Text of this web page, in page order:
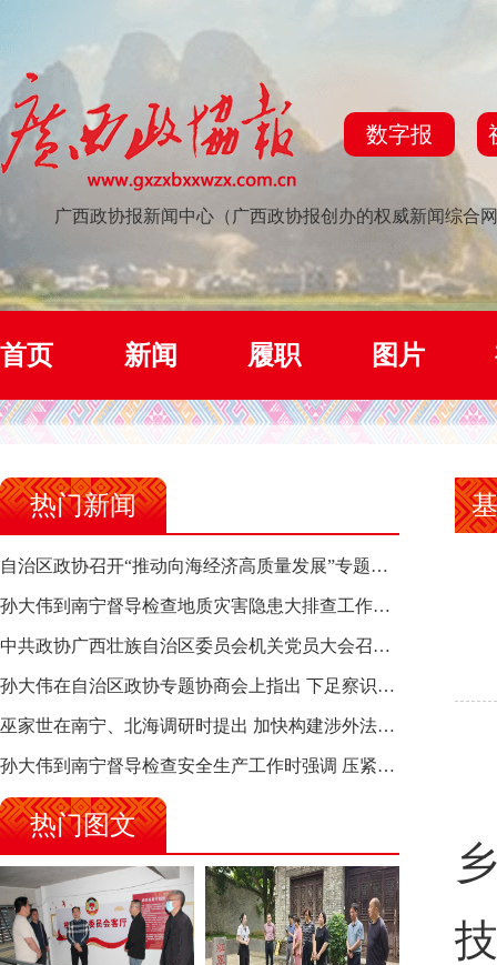
数字报
广西政协报新闻中心（广西政协报创办的权威新闻综合
首页 新闻 履职 图片
热门新闻
自治区政协召开“推动向海经济高质量发展”专题调研座谈会 钱学明出席并讲话
孙大伟到南宁督导检查地质灾害隐患大排查工作时强调 筑牢地质灾害安全防线 全力保障人民群众生命财产安全
中共政协广西壮族自治区委员会机关党员大会召开 选举产生新一届机关党委、机关纪委
孙大伟在自治区政协专题协商会上指出 下足察识谋督之功 恪尽服务大局之责 助推有色金属、关键金属产业高质量发展
巫家世在南宁、北海调研时提出 加快构建涉外法律供给集群 护航向海经济高质量发展
孙大伟到南宁督导检查安全生产工作时强调 压紧压实责任 狠抓隐患整治 坚决筑牢安全生产防线
热门图文